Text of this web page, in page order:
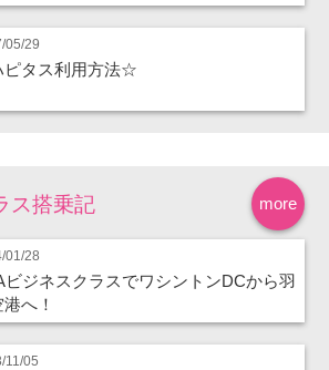
05/29
タス利用方法☆
more
ス搭乗記
01/28
ビジネスクラスでワシントンDCから羽
へ！
11/05